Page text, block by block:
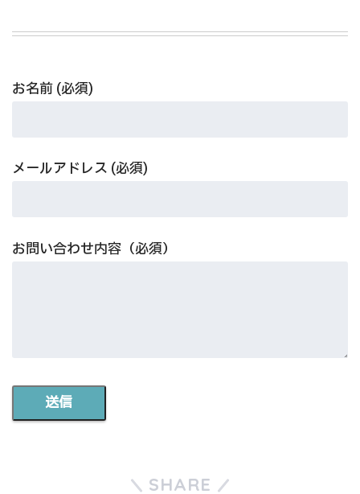
お名前 (必須)
メールアドレス (必須)
お問い合わせ内容（必須）
SHARE